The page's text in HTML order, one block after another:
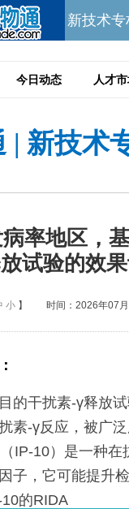
新技术专
今日动态 人才
| 新技术
率地区，
试验的效
小 】 时间：2026年07
干扰素-γ释放试
素-γ反应，被广
IP-10）是一种
子，它可能提升
的RIDA